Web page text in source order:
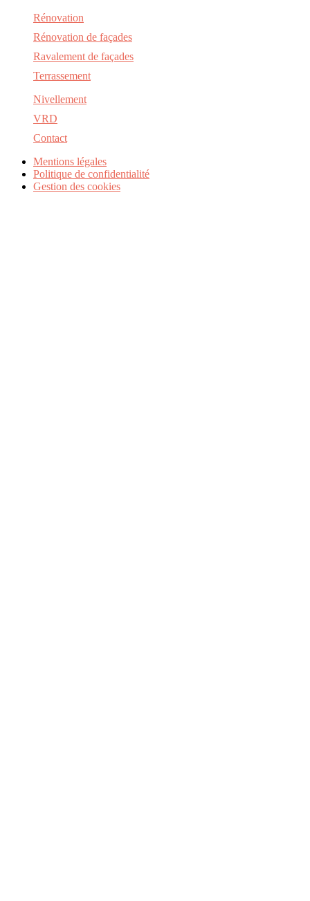
Rénovation
Rénovation de façades
Ravalement de façades
Terrassement
Nivellement
VRD
Contact
Mentions légales
Politique de confidentialité
Gestion des cookies